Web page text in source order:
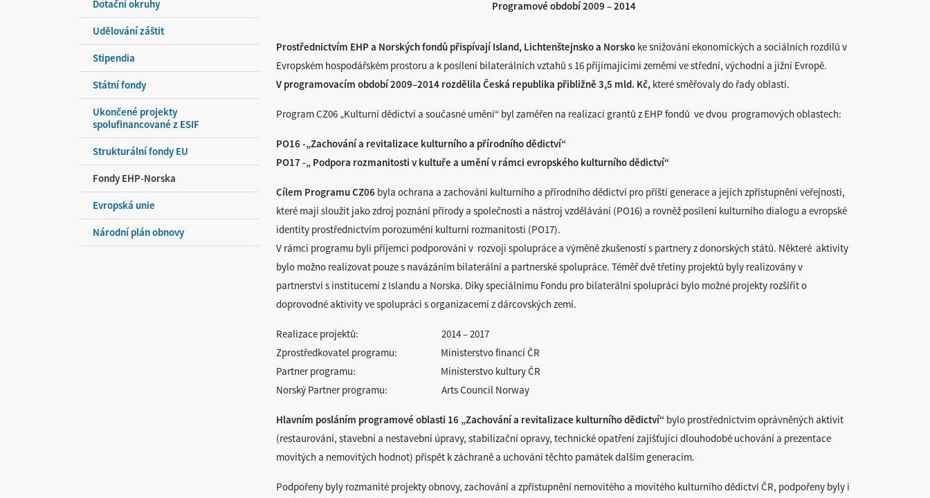
Dotační okruhy
Udělování záštit
Stipendia
Státní fondy
Ukončené projekty
spolufinancované z ESIF
Strukturální fondy EU
Fondy EHP-Norska
Evropská unie
Národní plán obnovy
Programové období 2009 – 2014
Prostřednictvím EHP a Norských fondů přispívají Island, Lichtenštejnsko a Norsko ke snižování ekonomických a sociálních rozdílů v
Evropském hospodářském prostoru a k posílení bilaterálních vztahů s 16 přijímajícími zeměmi ve střední, východní a jižní Evropě.
V programovacím období 2009–2014 rozdělila Česká republika přibližně 3,5 mld. Kč, které směřovaly do řady oblastí.
Program CZ06 „Kulturní dědictví a současné umění“ byl zaměřen na realizaci grantů z EHP fondů ve dvou programových oblastech:
PO16 -„Zachování a revitalizace kulturního a přírodního dědictví“
PO17 -„ Podpora rozmanitosti v kultuře a umění v rámci evropského kulturního dědictví“
Cílem Programu CZ06 byla ochrana a zachování kulturního a přírodního dědictví pro příští generace a jejich zpřístupnění veřejnosti,
které mají sloužit jako zdroj poznání přírody a společnosti a nástroj vzdělávání (PO16) a rovněž posílení kulturního dialogu a evropské
identity prostřednictvím porozumění kulturní rozmanitosti (PO17).
V rámci programu byli příjemci podporováni v rozvoji spolupráce a výměně zkušeností s partnery z donorských států. Některé aktivity
bylo možno realizovat pouze s navázáním bilaterální a partnerské spolupráce. Téměř dvě třetiny projektů byly realizovány v
partnerství s institucemi z Islandu a Norska. Díky speciálnímu Fondu pro bilaterální spolupráci bylo možné projekty rozšířit o
doprovodné aktivity ve spolupráci s organizacemi z dárcovských zemí.
Realizace projektů: 2014 – 2017
Zprostředkovatel programu:
Ministerstvo financí ČR
Partner programu:
Ministerstvo kultury ČR
Norský Partner programu: Arts Council Norway
Hlavním posláním programové oblasti 16 „Zachování a revitalizace kulturního dědictví“ bylo prostřednictvím oprávněných aktivit
(restaurování, stavební a nestavební úpravy, stabilizační opravy, technické opatření zajišťující dlouhodobé uchování a prezentace
movitých a nemovitých hodnot) přispět k záchraně a uchování těchto památek dalším generacím.
Podpořeny byly rozmanité projekty obnovy, zachování a zpřístupnění nemovitého a movitého kulturního dědictví ČR, podpořeny byly i